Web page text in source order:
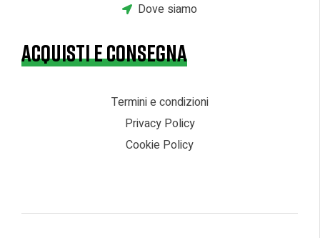
Dove siamo
ACQUISTI E CONSEGNA
Termini e condizioni
Privacy Policy
Cookie Policy